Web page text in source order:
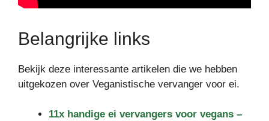
Belangrijke links
Bekijk deze interessante artikelen die we hebben
uitgekozen over Veganistische vervanger voor ei.
11x handige ei vervangers voor vegans –